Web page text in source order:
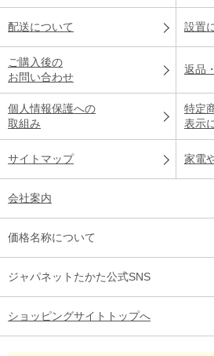
配送について 設置
ご購入後の
お問い合わせ
返品
個人情報保護への
取組み
特定
表示
サイトマップ 家電
会社案内
価格名称について
ジャパネットたかた公式SNS
ショッピングサイトトップへ